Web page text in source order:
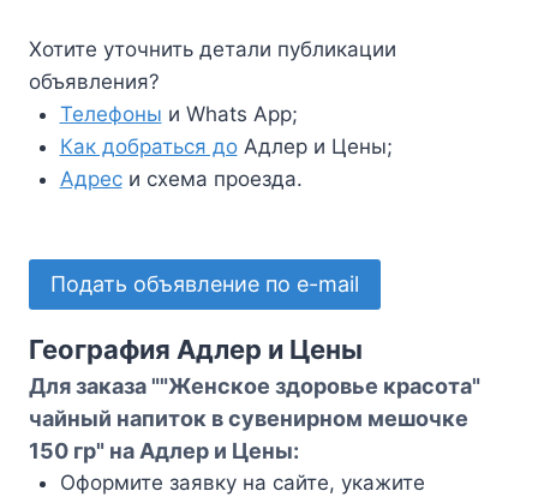
Хотите уточнить детали публикации
объявления?
Телефоны и Whats App;
Как добраться доАдлер и Цены;
Адреси схема проезда.
Подать объявление по e-mail
География Адлер и Цены
Для заказа ""Женское здоровье красота"
чайный напиток в сувенирном мешочке
150 гр" на Адлер и Цены:
Оформите заявку на сайте, укажите